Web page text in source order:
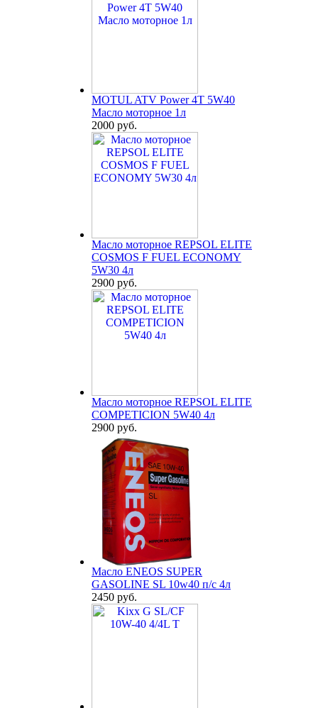
MOTUL ATV Power 4T 5W40
Масло моторное 1л
2000 руб.
Масло моторное REPSOL ELITE
COSMOS F FUEL ECONOMY
5W30 4л
2900 руб.
Масло моторное REPSOL ELITE
COMPETICION 5W40 4л
2900 руб.
Масло ENEOS SUPER
GASOLINE SL 10w40 п/с 4л
2450 руб.